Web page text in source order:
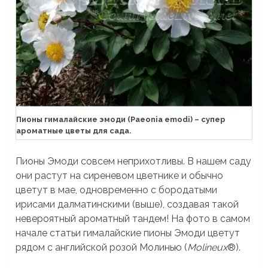
Пионы гималайские эмоди (Paeonia emodi) – супер
ароматные цветы для сада.
Пионы Эмоди совсем неприхотливы. В нашем саду
они растут на сиреневом цветнике и обычно
цветут в мае, одновременно с бородатыми
ирисами далматинскими (выше), создавая такой
невероятный ароматный тандем! На фото в самом
начале статьи гималайские пионы Эмоди цветут
рядом с английской розой Молинью (Molineux®).